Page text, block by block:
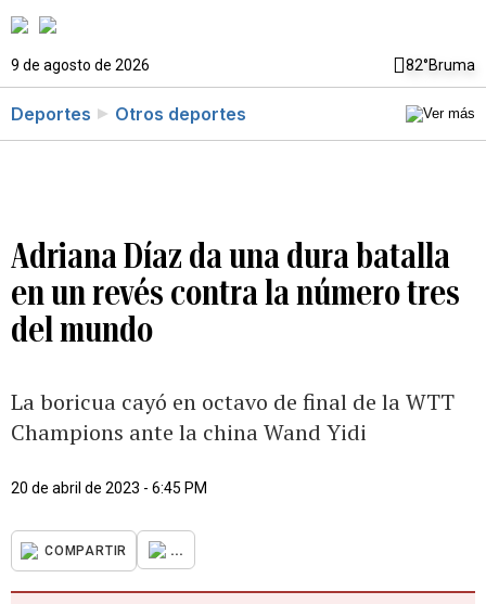
9 de agosto de 2026 82°Bruma
Deportes Otros deportes
Adriana Díaz da una dura batalla
en un revés contra la número tres
del mundo
La boricua cayó en octavo de final de la WTT
Champions ante la china Wand Yidi
20 de abril de 2023 - 6:45 PM
COMPARTIR ...